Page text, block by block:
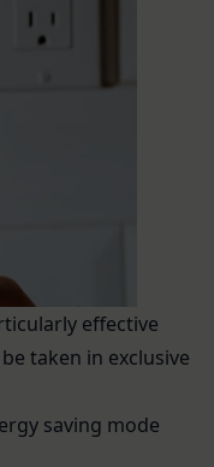
effective
taken in exclusive
saving mode
者に対して、お
す。
ント、Twitter
は外部サービス
サービス運営会
ります。
、規則、法的手
の要求により、
を開示すること
たはその他の交
を公開すること
して会員登録の
手続きにおいて
込みを行ったも
下の各号のいず
を拒否すること
又は一部につ
た場合
は当社が提供
際して、過去に
置を受けたこと
佐人又は被補助
人、後見人､保